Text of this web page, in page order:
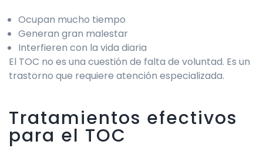
Ocupan mucho tiempo
Generan gran malestar
Interfieren con la vida diaria
El TOC no es una cuestión de falta de voluntad. Es un
trastorno que requiere atención especializada.
Tratamientos efectivos
para el TOC